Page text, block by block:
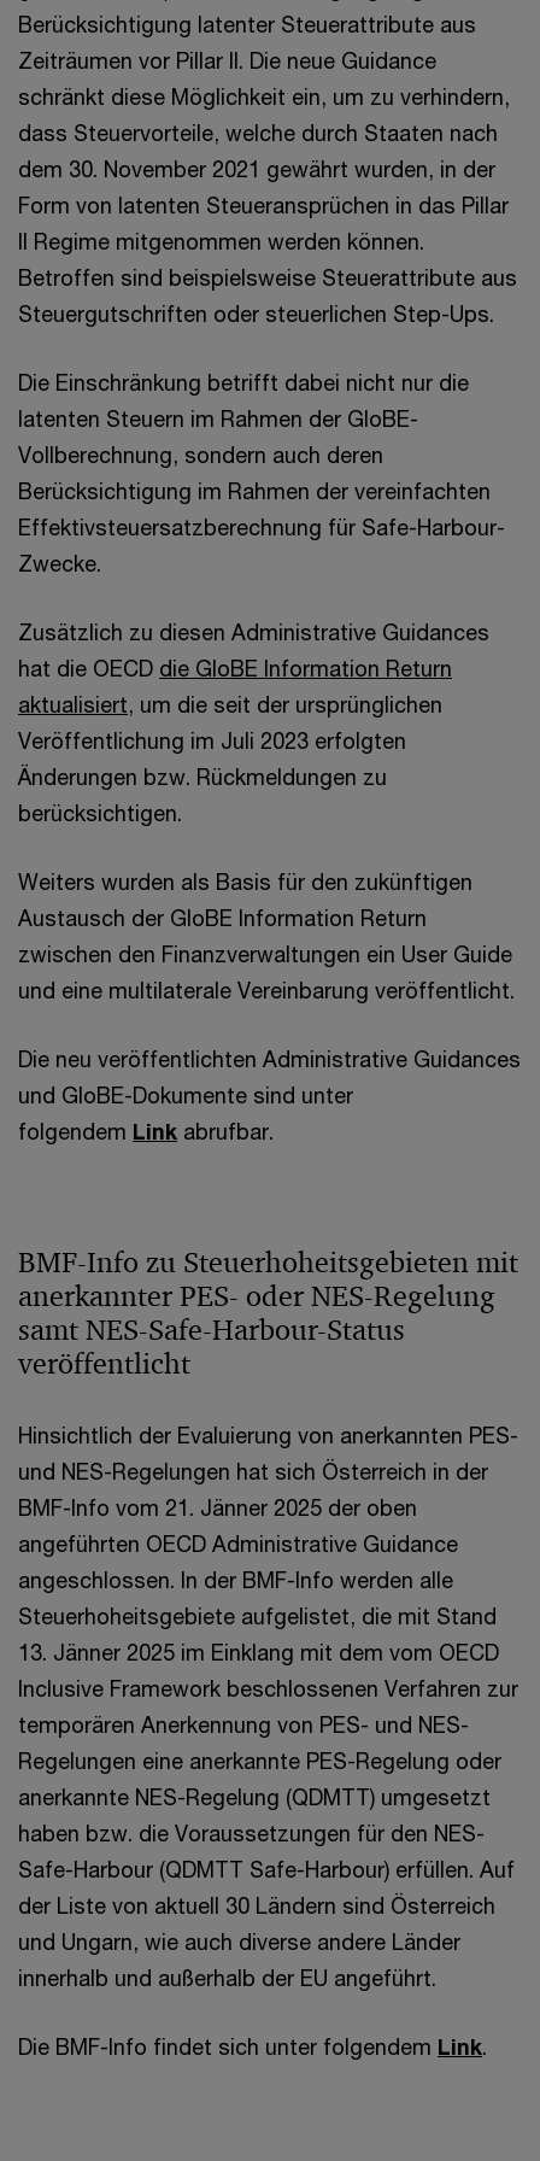
Berücksichtigung latenter Steuerattribute aus
Zeiträumen vor Pillar II. Die neue Guidance
schränkt diese Möglichkeit ein, um zu verhindern,
dass Steuervorteile, welche durch Staaten nach
dem 30. November 2021 gewährt wurden, in der
Form von latenten Steueransprüchen in das Pillar
II Regime mitgenommen werden können.
Betroffen sind beispielsweise Steuerattribute aus
Steuergutschriften oder steuerlichen Step-Ups.
Die Einschränkung betrifft dabei nicht nur die
latenten Steuern im Rahmen der GloBE-
Vollberechnung, sondern auch deren
Berücksichtigung im Rahmen der vereinfachten
Effektivsteuersatzberechnung für Safe-Harbour-
Zwecke.
Zusätzlich zu diesen Administrative Guidances
hat die OECD die GloBE Information Return
aktualisiert, um die seit der ursprünglichen
Veröffentlichung im Juli 2023 erfolgten
Änderungen bzw. Rückmeldungen zu
berücksichtigen.
Weiters wurden als Basis für den zukünftigen
Austausch der GloBE Information Return
zwischen den Finanzverwaltungen ein User Guide
und eine multilaterale Vereinbarung veröffentlicht.
Die neu veröffentlichten Administrative Guidances
und GloBE-Dokumente sind unter
folgendem Link abrufbar.
BMF-Info zu Steuerhoheitsgebieten mit
anerkannter PES- oder NES-Regelung
samt NES-Safe-Harbour-Status
veröffentlicht
Hinsichtlich der Evaluierung von anerkannten PES-
und NES-Regelungen hat sich Österreich in der
BMF-Info vom 21. Jänner 2025 der oben
angeführten OECD Administrative Guidance
angeschlossen. In der BMF-Info werden alle
Steuerhoheitsgebiete aufgelistet, die mit Stand
13. Jänner 2025 im Einklang mit dem vom OECD
Inclusive Framework beschlossenen Verfahren zur
temporären Anerkennung von PES- und NES-
Regelungen eine anerkannte PES-Regelung oder
anerkannte NES-Regelung (QDMTT) umgesetzt
haben bzw. die Voraussetzungen für den NES-
Safe-Harbour (QDMTT Safe-Harbour) erfüllen. Auf
der Liste von aktuell 30 Ländern sind Österreich
und Ungarn, wie auch diverse andere Länder
innerhalb und außerhalb der EU angeführt.
Die BMF-Info findet sich unter folgendem Link.